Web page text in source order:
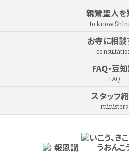
親鸞聖人を
to know
お寺に相談
FAQ・豆
FAQ
スタッフ
ministers